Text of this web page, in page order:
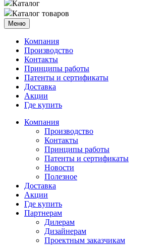
Каталог
Каталог товаров
Меню
Компания
Производство
Контакты
Принципы работы
Патенты и сертификаты
Доставка
Акции
Где купить
Компания
Производство
Контакты
Принципы работы
Патенты и сертификаты
Новости
Полезное
Доставка
Акции
Где купить
Партнерам
Дилерам
Дизайнерам
Проектным заказчикам